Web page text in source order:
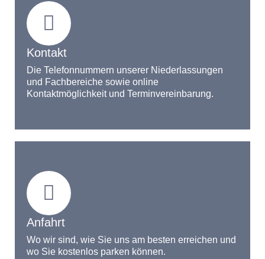
Kontakt
Die Telefonnummern unserer Niederlassungen
und Fachbereiche sowie online
Kontaktmöglichkeit und Terminvereinbarung.
Anfahrt
Wo wir sind, wie Sie uns am besten erreichen und
wo Sie kostenlos parken können.